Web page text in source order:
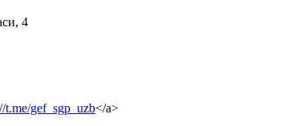
4
t.me/gef_sgp_uzb</a>